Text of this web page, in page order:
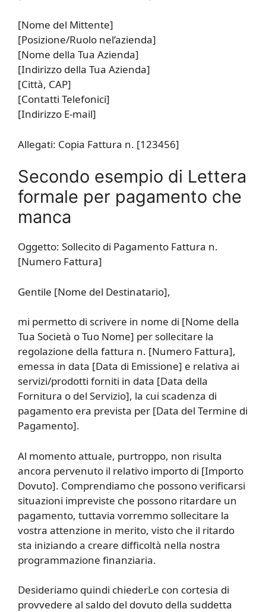
[Nome del Mittente]
[Posizione/Ruolo nel’azienda]
[Nome della Tua Azienda]
[Indirizzo della Tua Azienda]
[Città, CAP]
[Contatti Telefonici]
[Indirizzo E-mail]
Allegati: Copia Fattura n. [123456]
Secondo esempio di Lettera
formale per pagamento che
manca
Oggetto: Sollecito di Pagamento Fattura n.
[Numero Fattura]
Gentile [Nome del Destinatario],
mi permetto di scrivere in nome di [Nome della
Tua Società o Tuo Nome] per sollecitare la
regolazione della fattura n. [Numero Fattura],
emessa in data [Data di Emissione] e relativa ai
servizi/prodotti forniti in data [Data della
Fornitura o del Servizio], la cui scadenza di
pagamento era prevista per [Data del Termine di
Pagamento].
Al momento attuale, purtroppo, non risulta
ancora pervenuto il relativo importo di [Importo
Dovuto]. Comprendiamo che possono verificarsi
situazioni impreviste che possono ritardare un
pagamento, tuttavia vorremmo sollecitare la
vostra attenzione in merito, visto che il ritardo
sta iniziando a creare difficoltà nella nostra
programmazione finanziaria.
Desideriamo quindi chiederLe con cortesia di
provvedere al saldo del dovuto della suddetta